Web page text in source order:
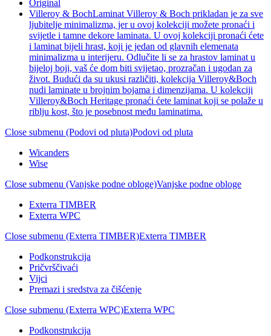
Original
Villeroy & BochLaminat Villeroy & Boch prikladan je za sve
ljubitelje minimalizma, jer u ovoj kolekciji možete pronaći i
svijetle i tamne dekore laminata. U ovoj kolekciji pronaći ćete
i laminat bijeli hrast, koji je jedan od glavnih elemenata
minimalizma u interijeru. Odlučite li se za hrastov laminat u
bijeloj boji, vaš će dom biti svijetao, prozračan i ugodan za
život. Budući da su ukusi različiti, kolekcija Villeroy&Boch
nudi laminate u brojnim bojama i dimenzijama. U kolekciji
Villeroy&Boch Heritage pronaći ćete laminat koji se polaže u
riblju kost, što je posebnost među laminatima.
Close submenu (Podovi od pluta)Podovi od pluta
Wicanders
Wise
Close submenu (Vanjske podne obloge)Vanjske podne obloge
Exterra TIMBER
Exterra WPC
Close submenu (Exterra TIMBER)Exterra TIMBER
Podkonstrukcija
Pričvrščivaći
Vijci
Premazi i sredstva za čišćenje
Close submenu (Exterra WPC)Exterra WPC
Podkonstrukcija